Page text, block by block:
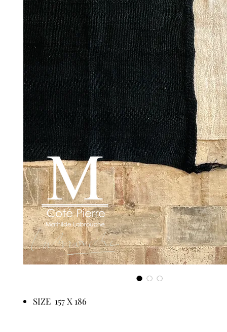
SIZE 157 X 186